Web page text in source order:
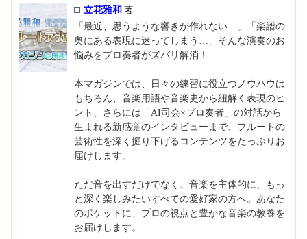
立花雅和 著
「最近、思うような響きが作れない…」「楽譜の
奥にある表現に迷ってしまう…」そんな演奏のお
悩みをプロ奏者がズバリ解消！
本マガジンでは、日々の練習に役立つノウハウは
もちろん、音楽用語や音楽史から紐解く表現のヒ
ント、さらには「AI司会×プロ奏者」の対話から
生まれる新感覚のインタビューまで、フルートの
芸術性を深く掘り下げるコンテンツをたっぷりお
届けします。
ただ音を出すだけでなく、音楽を主体的に、もっ
と深く楽しみたいすべての愛好家の方へ。あなた
のポケットに、プロの視点と豊かな音楽の教養を
お届けします。